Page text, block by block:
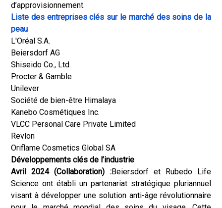
d’approvisionnement.
Liste des entreprises clés sur le marché des soins de la
peau
L'Oréal S.A.
Beiersdorf AG
Shiseido Co., Ltd.
Procter & Gamble
Unilever
Société de bien-être Himalaya
Kanebo Cosmétiques Inc.
VLCC Personal Care Private Limited
Revlon
Oriflame Cosmetics Global SA
Développements clés de l’industrie
Avril 2024 (Collaboration) :Beiersdorf et Rubedo Life
Science ont établi un partenariat stratégique pluriannuel
visant à développer une solution anti-âge révolutionnaire